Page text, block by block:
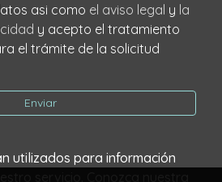
protección de datos asi como el aviso legal y la
y acepto el tratamiento
el trámite de la solicitud
Enviar
utilizados para información